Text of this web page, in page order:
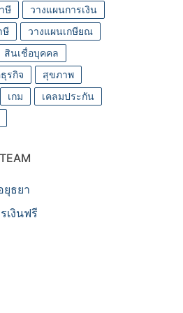
ษี
วางแผนการเงิน
ษี
วางแผนเกษียณ
สินเชื่อบุคคล
รกิจ
สุขภาพ
เกม
เคลมประกัน
ธยา
เงินฟรี